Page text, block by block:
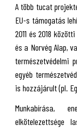
A több tucat
EU-s támogatás
2011 és 2018
és a Norvég Alap,
természetvédelmi
egyéb
is hozzájárult (pl.
Munkabírása,
elkötelezettsége